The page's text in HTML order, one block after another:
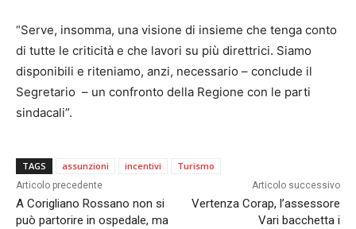
“Serve, insomma, una visione di insieme che tenga conto
di tutte le criticità e che lavori su più direttrici. Siamo
disponibili e riteniamo, anzi, necessario – conclude il
Segretario – un confronto della Regione con le parti
sindacali”.
TAGS assunzioni incentivi Turismo
Articolo precedente
A Corigliano Rossano non si
può partorire in ospedale, ma
Articolo successivo
Vertenza Corap, l’assessore
Vari bacchetta i